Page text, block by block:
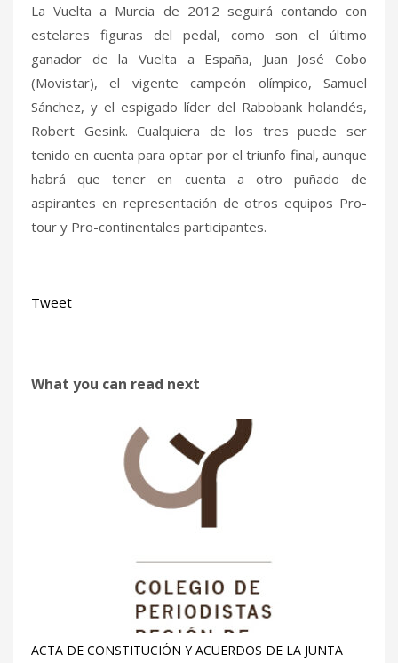
La Vuelta a Murcia de 2012 seguirá contando con
estelares figuras del pedal, como son el último
ganador de la Vuelta a España, Juan José Cobo
(Movistar), el vigente campeón olímpico, Samuel
Sánchez, y el espigado líder del Rabobank holandés,
Robert Gesink. Cualquiera de los tres puede ser
tenido en cuenta para optar por el triunfo final, aunque
habrá que tener en cuenta a otro puñado de
aspirantes en representación de otros equipos Pro-
tour y Pro-continentales participantes.
Tweet
What you can read next
ACTA DE CONSTITUCIÓN Y ACUERDOS DE LA JUNTA